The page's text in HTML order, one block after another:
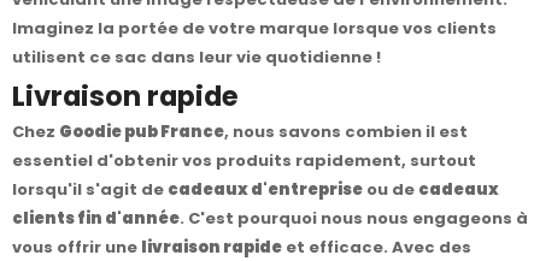
Imaginez la portée de votre marque lorsque vos clients
utilisent ce sac dans leur vie quotidienne !
Livraison rapide
Chez Goodie pub France, nous savons combien il est
essentiel d'obtenir vos produits rapidement, surtout
lorsqu'il s'agit de cadeaux d'entreprise ou de cadeaux
clients fin d'année. C'est pourquoi nous nous engageons à
vous offrir une livraison rapide et efficace. Avec des